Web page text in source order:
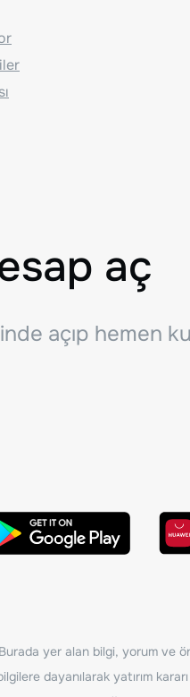
aç
açıp hemen
yer alan bilgi, yorum ve
dayanılarak yatırım